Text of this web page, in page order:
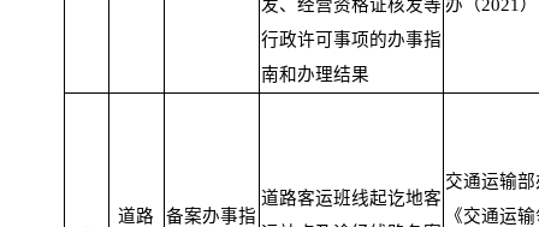
发、经营资格证核发等
行政许可事项的办事指
南和办理结果
办（2021
道路
备案办事指
道路客运班线起讫地客
交通运输
《交通运